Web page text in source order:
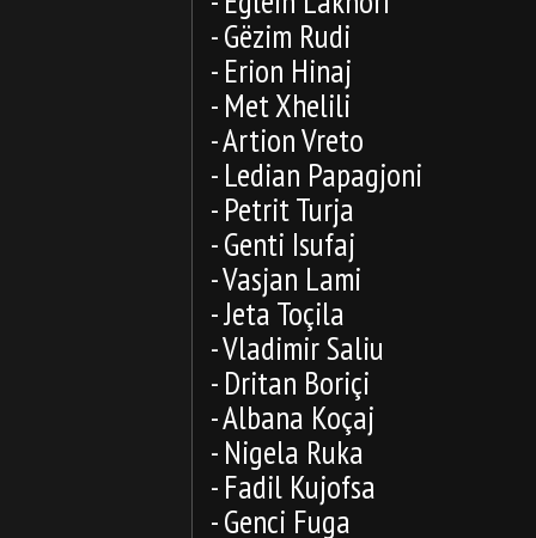
- Gëzim Rudi
- Erion Hinaj
- Met Xhelili
- Artion Vreto
- Ledian Papagjoni
- Petrit Turja
- Genti Isufaj
- Vasjan Lami
- Jeta Toçila
- Vladimir Saliu
- Dritan Boriçi
- Albana Koçaj
- Nigela Ruka
- Fadil Kujofsa
- Genci Fuga